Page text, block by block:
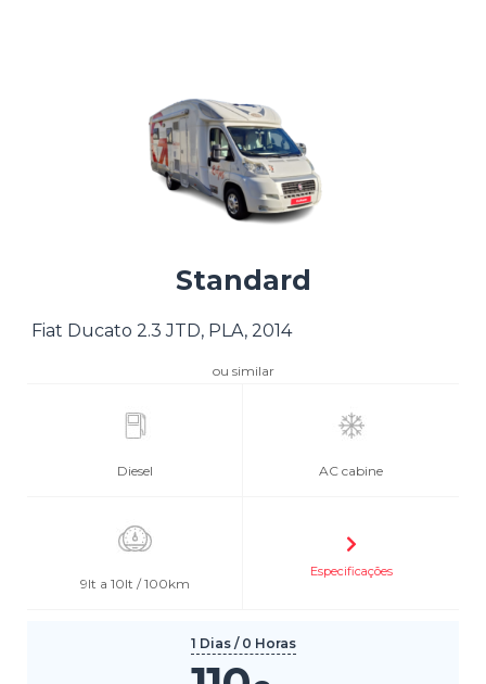
Standard
Fiat Ducato 2.3 JTD, PLA, 2014
ou similar
Diesel AC cabine
9lt a 10lt / 100km
Especificações
1 Dias / 0 Horas